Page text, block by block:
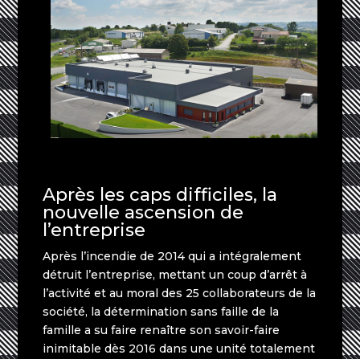
Après les caps difficiles, la
nouvelle ascension de
l’entreprise
Après l’incendie de 2014 qui a intégralement
détruit l’entreprise, mettant un coup d’arrêt à
l’activité et au moral des 25 collaborateurs de la
société, la détermination sans faille de la
famille a su faire renaître son savoir-faire
inimitable dès 2016 dans une unité totalement